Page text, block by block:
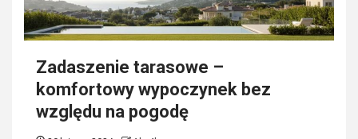
Zadaszenie tarasowe –
komfortowy wypoczynek bez
względu na pogodę